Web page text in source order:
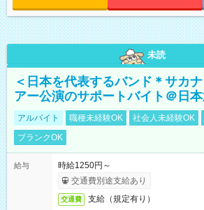
未読
＜日本を代表するバンド＊サカ
アー公演のサポートバイト＠日
アルバイト 職種未経験OK 社会人未経験OK
ブランクOK
給与
時給1250円～
交通費別途支給あり
交通費 支給（規定有り）